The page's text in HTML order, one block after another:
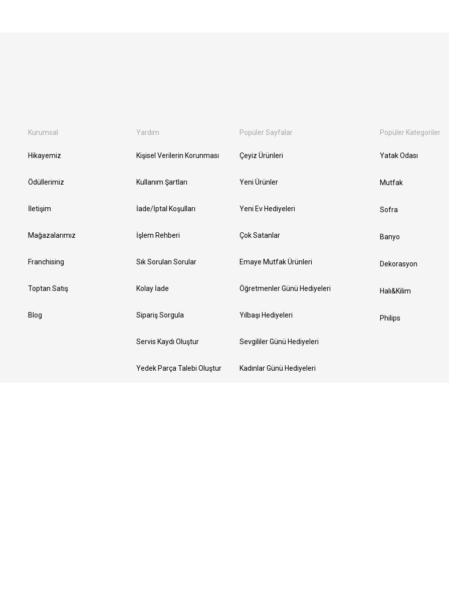
Kurumsal
Hikayemiz
Ödüllerimiz
İletişim
Mağazalarımız
Franchising
Toptan Satış
Blog
Yardım
Kişisel Verilerin Korunması
Kullanım Şartları
İade/İptal Koşulları
İşlem Rehberi
Sık Sorulan Sorular
Kolay İade
Sipariş Sorgula
Servis Kaydı Oluştur
Yedek Parça Talebi Oluştur
Popüler Sayfalar
Çeyiz Ürünleri
Yeni Ürünler
Yeni Ev Hediyeleri
Çok Satanlar
Emaye Mutfak Ürünleri
Öğretmenler Günü Hediyeleri
Yılbaşı Hediyeleri
Sevgililer Günü Hediyeleri
Kadınlar Günü Hediyeleri
Popüler Kategoriler
Yatak Odası
Mutfak
Sofra
Banyo
Dekorasyon
Halı&Kilim
Philips